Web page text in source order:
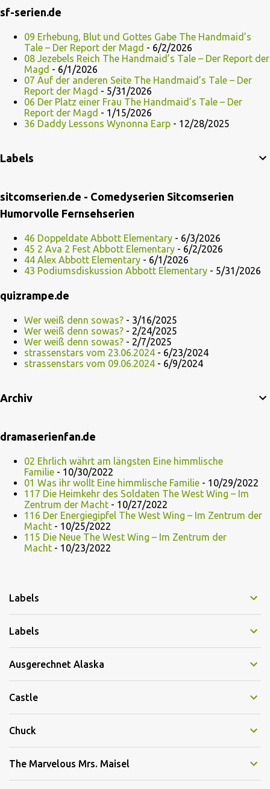
sf-serien.de
09 Erhebung, Blut und Gottes Gabe The Handmaid’s
Tale – Der Report der Magd - 6/2/2026
08 Jezebels Reich The Handmaid’s Tale – Der Report der
Magd - 6/1/2026
07 Auf der anderen Seite The Handmaid’s Tale – Der
Report der Magd - 5/31/2026
06 Der Platz einer Frau The Handmaid’s Tale – Der
Report der Magd - 1/15/2026
36 Daddy Lessons Wynonna Earp - 12/28/2025
Labels
sitcomserien.de - Comedyserien Sitcomserien
Humorvolle Fernsehserien
46 Doppeldate Abbott Elementary - 6/3/2026
45 2 Ava 2 Fest Abbott Elementary - 6/2/2026
44 Alex Abbott Elementary - 6/1/2026
43 Podiumsdiskussion Abbott Elementary - 5/31/2026
quizrampe.de
Wer weiß denn sowas? - 3/16/2025
Wer weiß denn sowas? - 2/24/2025
Wer weiß denn sowas? - 2/7/2025
strassenstars vom 23.06.2024 - 6/23/2024
strassenstars vom 09.06.2024 - 6/9/2024
Archiv
dramaserienfan.de
02 Ehrlich währt am längsten Eine himmlische
Familie - 10/30/2022
01 Was ihr wollt Eine himmlische Familie - 10/29/2022
117 Die Heimkehr des Soldaten The West Wing – Im
Zentrum der Macht - 10/27/2022
116 Der Energiegipfel The West Wing – Im Zentrum der
Macht - 10/25/2022
115 Die Neue The West Wing – Im Zentrum der
Macht - 10/23/2022
Labels
Labels
Ausgerechnet Alaska
Castle
Chuck
The Marvelous Mrs. Maisel